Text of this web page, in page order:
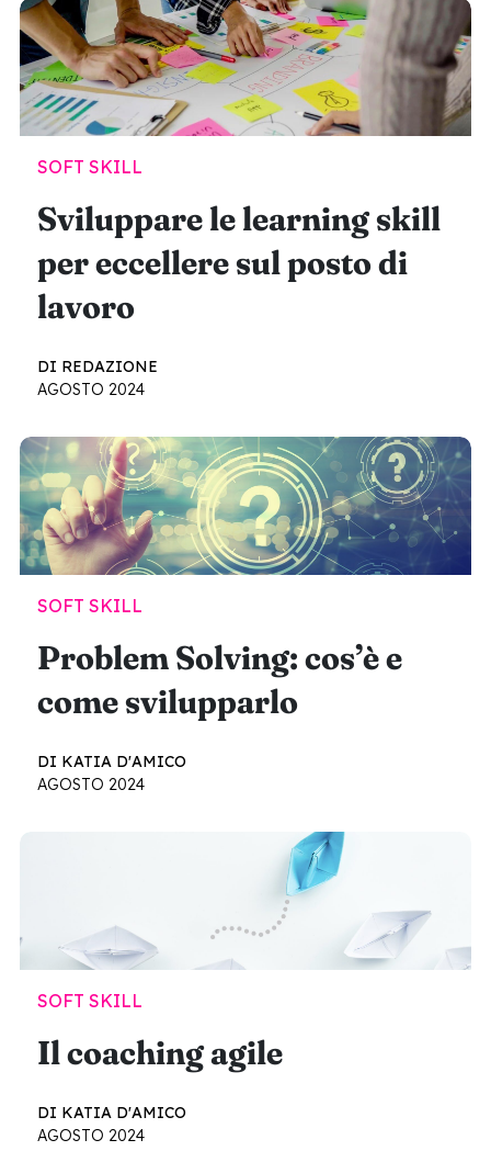
SOFT SKILL
Sviluppare le learning skill
per eccellere sul posto di
lavoro
DI REDAZIONE
AGOSTO 2024
SOFT SKILL
Problem Solving: cos’è e
come svilupparlo
DI KATIA D'AMICO
AGOSTO 2024
SOFT SKILL
Il coaching agile
DI KATIA D'AMICO
AGOSTO 2024